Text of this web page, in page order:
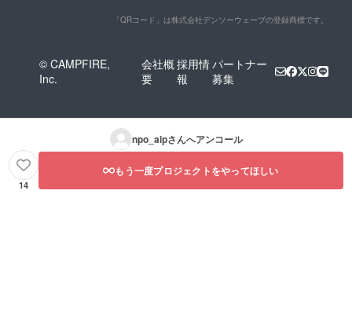
「QRコード」は株式会社デンソーウェーブの登録商標です。
© CAMPFIRE,
Inc.
会社概
要
採用情
報
パートナー
募集
npo_aipさんへアンコール
14
もう一度プロジェクトをやってほしい